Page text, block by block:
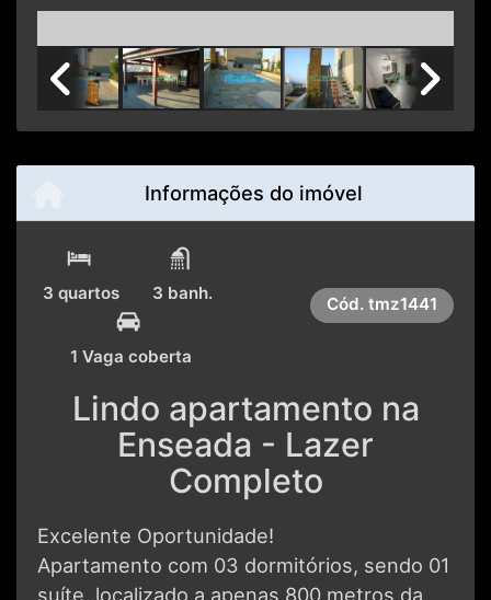
Previous Next
Informações do imóvel
3 quartos 3 banh.
1 Vaga coberta
Cód. tmz1441
Lindo apartamento na
Enseada - Lazer
Completo
Excelente Oportunidade!
Apartamento com 03 dormitórios, sendo 01
suíte, localizado a apenas 800 metros da